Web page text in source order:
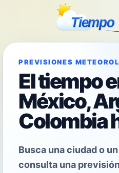
PREVISIONES
El tiempo
México,
Colombia
Busca una ciudad o
consulta una